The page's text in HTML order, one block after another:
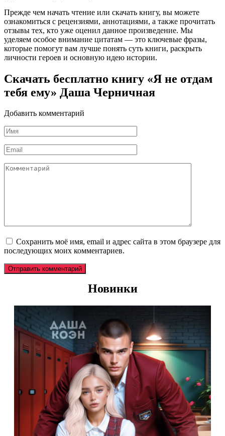
Прежде чем начать чтение или скачать книгу, вы можете
ознакомиться с рецензиями, аннотациями, а также прочитать
отзывы тех, кто уже оценил данное произведение. Мы
уделяем особое внимание цитатам — это ключевые фразы,
которые помогут вам лучше понять суть книги, раскрыть
личности героев и основную идею истории.
Скачать бесплатно книгу «Я не отдам
тебя ему» Даша Черничная
Добавить комментарий
Имя
*
Email
*
Комментарий
Сохранить моё имя, email и адрес сайта в этом браузере для
последующих моих комментариев.
Новинки